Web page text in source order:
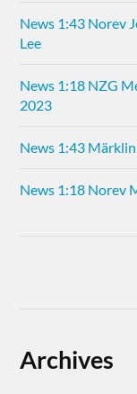
News 1:43 Norev
Lee
News 1:18 NZG
2023
News 1:43
News 1:18 Norev
Archives